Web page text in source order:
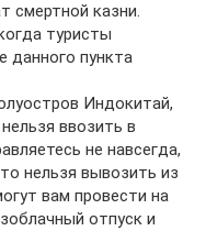
смертной казни.
туристы
данного пункта
Индокитай,
ввозить в
не навсегда,
нельзя вывозить из
вам провести на
отпуск и